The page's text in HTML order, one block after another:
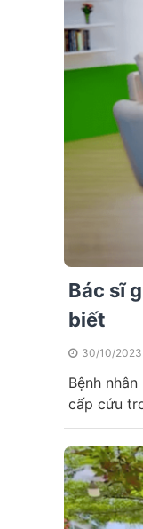
Bác sĩ
biết
30/10/2023
Bệnh
cấp cứu